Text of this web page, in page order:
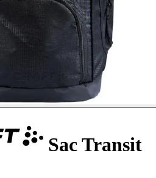
Sac Transit